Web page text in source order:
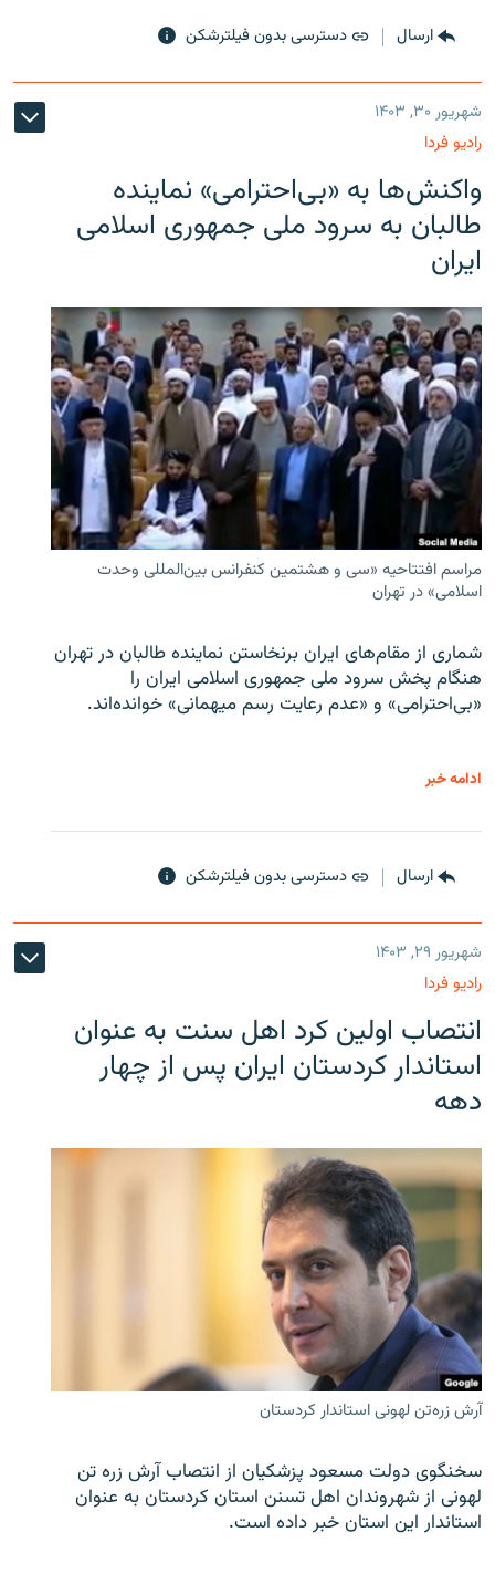
ارسال دسترسی بدون فیلترشکن
شهریور ۳۰, ۱۴۰۳
رادیو فردا
واکنش‌ها به «بی‌احترامی» نماینده
طالبان به سرود ملی جمهوری اسلامی
ایران
مراسم افتتاحیه «سی و هشتمین کنفرانس بین‌المللی وحدت
اسلامی» در تهران
شماری از مقام‌های ایران برنخاستن نماینده طالبان در تهران
هنگام پخش سرود ملی جمهوری اسلامی ایران را
«بی‌احترامی» و «عدم رعایت رسم میهمانی» خوانده‌اند.
ادامه خبر
ارسال دسترسی بدون فیلترشکن
شهریور ۲۹, ۱۴۰۳
رادیو فردا
انتصاب اولین کرد اهل سنت به عنوان
استاندار کردستان ایران پس از چهار
دهه
آرش زره‌تن لهونی استاندار کردستان
سخنگوی دولت مسعود پزشکیان از انتصاب آرش زره تن
لهونی از شهروندان اهل تسنن استان کردستان به عنوان
استاندار این استان خبر داده است.